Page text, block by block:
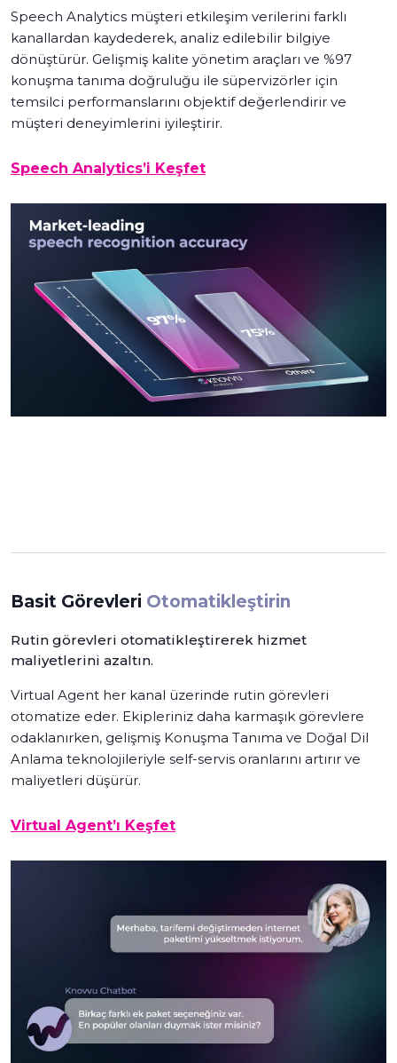
Speech Analytics müşteri etkileşim verilerini farklı
kanallardan kaydederek, analiz edilebilir bilgiye
dönüştürür. Gelişmiş kalite yönetim araçları ve %97
konuşma tanıma doğruluğu ile süpervizörler için
temsilci performanslarını objektif değerlendirir ve
müşteri deneyimlerini iyileştirir.
Speech Analytics’i Keşfet
Basit Görevleri Otomatikleştirin
Rutin görevleri otomatikleştirerek hizmet
maliyetlerini azaltın.
Virtual Agent her kanal üzerinde rutin görevleri
otomatize eder. Ekipleriniz daha karmaşık görevlere
odaklanırken, gelişmiş Konuşma Tanıma ve Doğal Dil
Anlama teknolojileriyle self-servis oranlarını artırır ve
maliyetleri düşürür.
Virtual Agent’ı Keşfet